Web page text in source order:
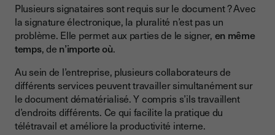
Plusieurs signataires sont requis sur le document ? Avec
la signature électronique, la pluralité n’est pas un
problème. Elle permet aux parties de le signer, en même
temps, de n’importe où.
Au sein de l’entreprise, plusieurs collaborateurs de
différents services peuvent travailler simultanément sur
le document dématérialisé. Y compris s’ils travaillent
d’endroits différents. Ce qui facilite la pratique du
télétravail et améliore la productivité interne.